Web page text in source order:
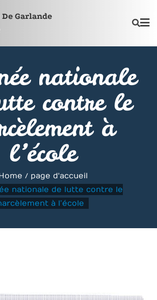
Garlande
nationale
contre le
à
l’école
page d'accueil
nationale de lutte contre le
à l’école